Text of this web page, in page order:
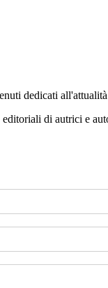
dedicati
di autrici e